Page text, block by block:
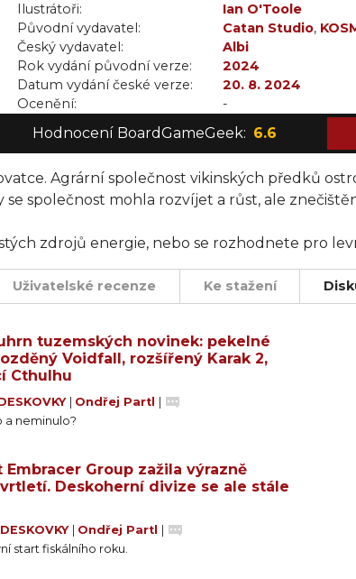
Ilustrátoři:
Ian O'Toole
Původní vydavatel:
Catan Studio,
Český vydavatel:
Albi
Rok vydání původní verze:
2024
Datum vydání české verze:
20. 8. 2024
Ocenění:
-
Hodnocení BoardGameGeek: 6.6
Agrární společnost vikinských předků
společnost mohla rozvíjet a růst, ale
zdrojů energie, nebo se rozhodnete pro
hra, která vychází z klasických mechanismů
herní prvky včetně elektráren, žetonů
ke známému základu.
Uživatelské recenze Ke stažení
tuzemských novinek: pekelné
Voidfall, rozšířený Karak 2,
Cthulhu
Ondřej Partl
a neminulo?
Embracer Group zažila výrazně
Deskoherní divize se ale stále
DESKOVKY Ondřej Partl
start fiskálního roku.